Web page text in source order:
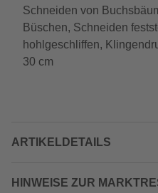
Schneiden von
Büschen, Schneiden
hohlgeschliffen,
30 cm
ARTIKELDETAILS
HINWEISE ZUR